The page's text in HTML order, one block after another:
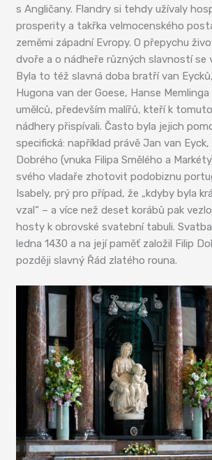
s Angličany. Flandry si tehdy užívaly
prosperity a takřka velmocenského
zeměmi západní Evropy. O přepychu
dvoře a o nádheře různých slavností se
Byla to též slavná doba bratří van
Hugona van der Goese, Hanse
umělců, především malířů, kteří k
nádhery přispívali. Často byla jejich
specifická: například právě Jan van
Dobrého (vnuka Filipa Smělého a
svého vladaře zhotovit podobiznu
Isabely, prý pro případ, že „kdyby byla
vzal“ – a více než deset korábů pak
hosty k obrovské svatební tabuli. Svatba
ledna 1430 a na její paměť založil Filip
později slavný Řád zlatého rouna.